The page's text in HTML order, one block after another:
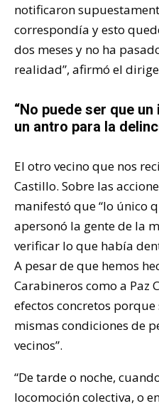
notificaron
correspondía y esto
dos meses y no ha
realidad”, afirmó el
“No puede ser que
un antro para la
El otro vecino que nos
Castillo. Sobre las
manifestó que “lo único
apersonó la gente de la
verificar lo que había
A pesar de que hemos
Carabineros como a Paz
efectos concretos
mismas condiciones de
vecinos”.
“De tarde o noche,
locomoción colectiva, o